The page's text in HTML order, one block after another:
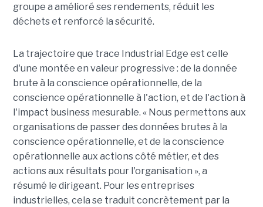
groupe a amélioré ses rendements, réduit les
déchets et renforcé la sécurité.
La trajectoire que trace Industrial Edge est celle
d'une montée en valeur progressive : de la donnée
brute à la conscience opérationnelle, de la
conscience opérationnelle à l'action, et de l'action à
l'impact business mesurable. « Nous permettons aux
organisations de passer des données brutes à la
conscience opérationnelle, et de la conscience
opérationnelle aux actions côté métier, et des
actions aux résultats pour l'organisation », a
résumé le dirigeant. Pour les entreprises
industrielles, cela se traduit concrètement par la